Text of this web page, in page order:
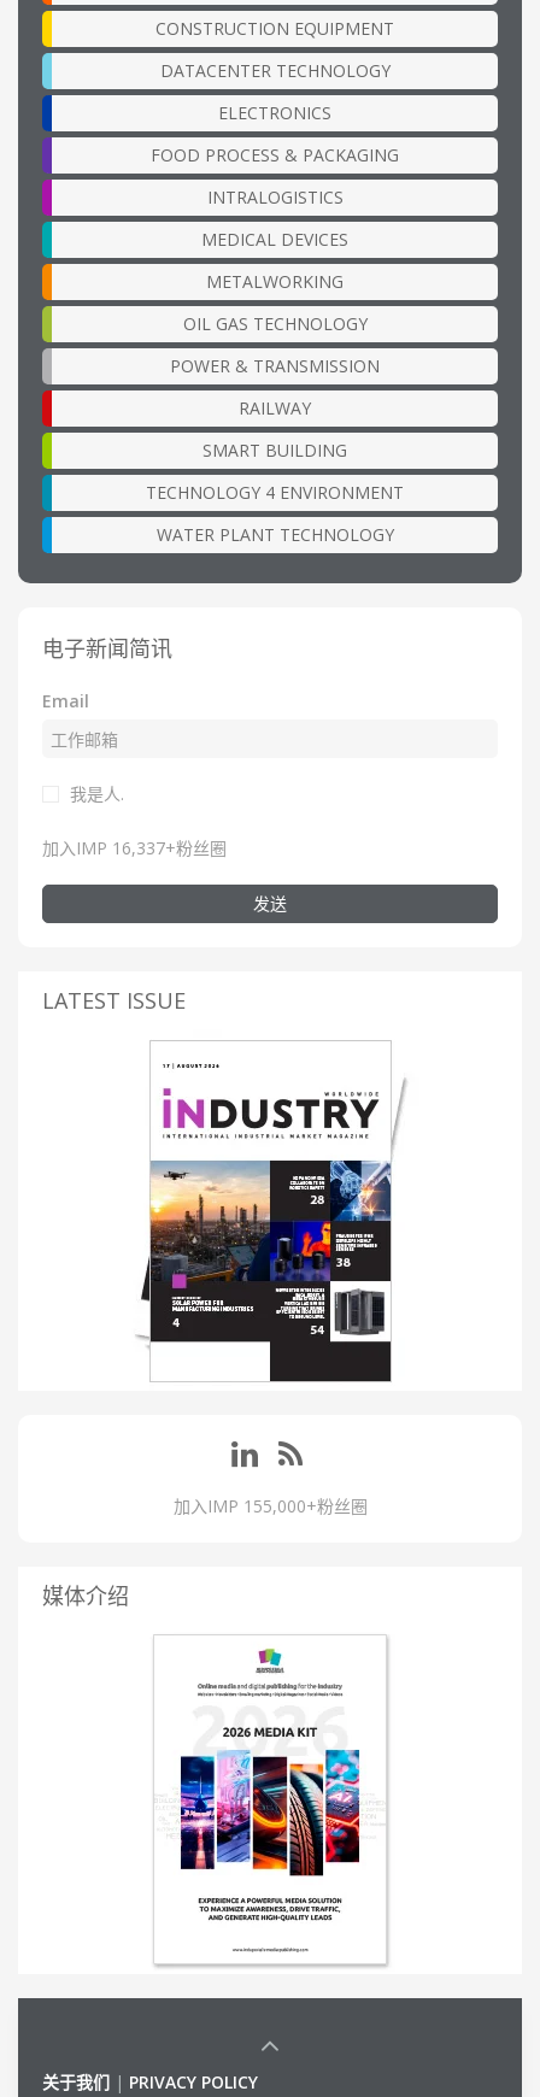
CONSTRUCTION EQUIPMENT
DATACENTER TECHNOLOGY
ELECTRONICS
FOOD PROCESS & PACKAGING
INTRALOGISTICS
MEDICAL DEVICES
METALWORKING
OIL GAS TECHNOLOGY
POWER & TRANSMISSION
RAILWAY
SMART BUILDING
TECHNOLOGY 4 ENVIRONMENT
WATER PLANT TECHNOLOGY
电子新闻简讯
Email
我是人.
加入IMP 16,337+粉丝圈
发送
LATEST ISSUE
加入IMP 155,000+粉丝圈
媒体介绍
关于我们 | PRIVACY POLICY